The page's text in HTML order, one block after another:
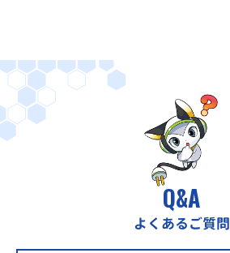
Q&A
よくあるご質問